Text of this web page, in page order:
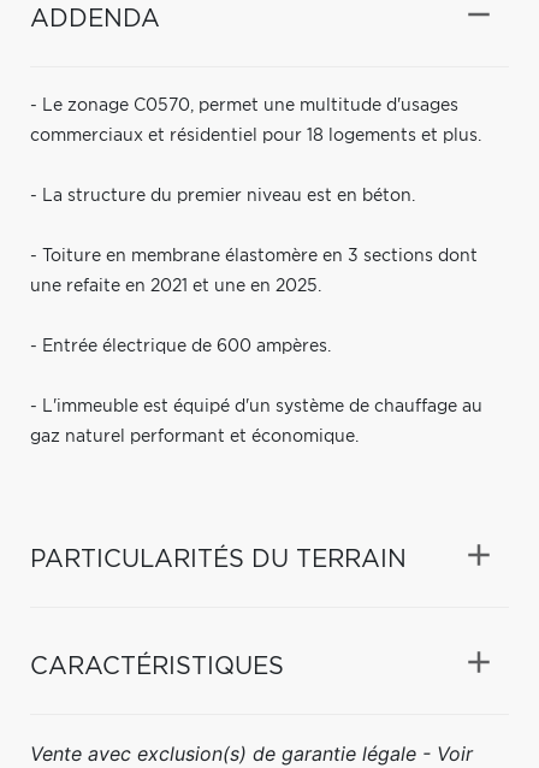
ADDENDA
- Le zonage C0570, permet une multitude d'usages
commerciaux et résidentiel pour 18 logements et plus.
- La structure du premier niveau est en béton.
- Toiture en membrane élastomère en 3 sections dont
une refaite en 2021 et une en 2025.
- Entrée électrique de 600 ampères.
- L'immeuble est équipé d'un système de chauffage au
gaz naturel performant et économique.
PARTICULARITÉS DU TERRAIN
CARACTÉRISTIQUES
Vente avec exclusion(s) de garantie légale - Voir